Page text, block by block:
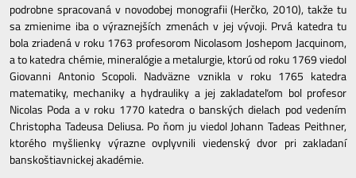
podrobne spracovaná v novodobej monografii (Herčko, 2010), takže tu
sa zmienime iba o výraznejších zmenách v jej vývoji. Prvá katedra tu
bola zriadená v roku 1763 profesorom Nicolasom Joshepom Jacquinom,
a to katedra chémie, mineralógie a metalurgie, ktorú od roku 1769 viedol
Giovanni Antonio Scopoli. Nadväzne vznikla v roku 1765 katedra
matematiky, mechaniky a hydrauliky a jej zakladateľom bol profesor
Nicolas Poda a v roku 1770 katedra o banských dielach pod vedením
Christopha Tadeusa Deliusa. Po ňom ju viedol Johann Tadeas Peithner,
ktorého myšlienky výrazne ovplyvnili viedenský dvor pri zakladaní
banskoštiavnickej akadémie.